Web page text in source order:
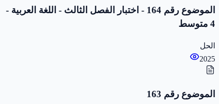
الموضوع رقم 164 - اختبار الفصل الثالث - اللغة العربية -
4 متوسط
الحل
2025
الموضوع رقم 163